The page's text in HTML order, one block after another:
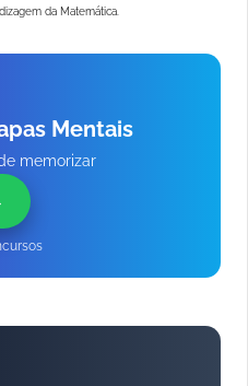
da Matemática.
Mentais
memorizar